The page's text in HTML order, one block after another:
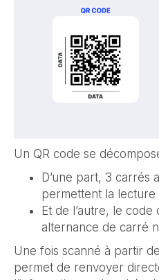
Un QR code se
D’une part, 3 carrés
permettent la
Et de l’autre, le code
alternance de carré
Une fois scanné à partir
permet de renvoyer